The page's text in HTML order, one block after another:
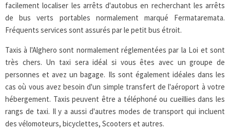
facilement localiser les arrêts d'autobus en recherchant les arrêts
de bus verts portables normalement marqué Fermataremata.
Fréquents services sont assurés par le petit bus étroit.
Taxis à l'Alghero sont normalement réglementées par la Loi et sont
très chers. Un taxi sera idéal si vous êtes avec un groupe de
personnes et avez un bagage. Ils sont également idéales dans les
cas où vous avez besoin d'un simple transfert de l'aéroport à votre
hébergement. Taxis peuvent être a téléphoné ou cueillies dans les
rangs de taxi. Il y a aussi d'autres modes de transport qui incluent
des vélomoteurs, bicyclettes, Scooters et autres.